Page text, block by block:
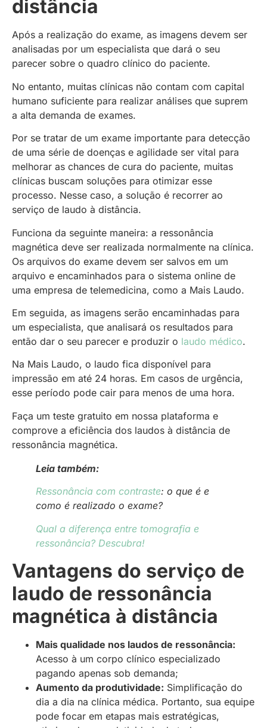
distância
Após a realização do exame, as imagens devem ser
analisadas por um especialista que dará o seu
parecer sobre o quadro clínico do paciente.
No entanto, muitas clínicas não contam com capital
humano suficiente para realizar análises que suprem
a alta demanda de exames.
Por se tratar de um exame importante para detecção
de uma série de doenças e agilidade ser vital para
melhorar as chances de cura do paciente, muitas
clínicas buscam soluções para otimizar esse
processo. Nesse caso, a solução é recorrer ao
serviço de laudo à distância.
Funciona da seguinte maneira: a ressonância
magnética deve ser realizada normalmente na clínica.
Os arquivos do exame devem ser salvos em um
arquivo e encaminhados para o sistema online de
uma empresa de telemedicina, como a Mais Laudo.
Em seguida, as imagens serão encaminhadas para
um especialista, que analisará os resultados para
então dar o seu parecer e produzir o laudo médico.
Na Mais Laudo, o laudo fica disponível para
impressão em até 24 horas. Em casos de urgência,
esse período pode cair para menos de uma hora.
Faça um teste gratuito em nossa plataforma e
comprove a eficiência dos laudos à distância de
ressonância magnética.
Leia também:
Ressonância com contraste: o que é e
como é realizado o exame?
Qual a diferença entre tomografia e
ressonância? Descubra!
Vantagens do serviço de
laudo de ressonância
magnética à distância
Mais qualidade nos laudos de ressonância:
Acesso à um corpo clínico especializado
pagando apenas sob demanda;
Aumento da produtividade: Simplificação do
dia a dia na clínica médica. Portanto, sua equipe
pode focar em etapas mais estratégicas,